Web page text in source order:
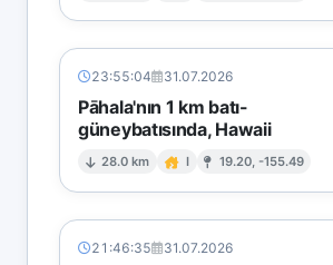
23:55:04 31.07.2026
Pāhala'nın 1 km batı-
güneybatısında, Hawaii
28.0 km I 19.20, -155.49
21:46:35 31.07.2026